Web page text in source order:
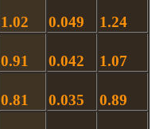
1.02 0.049
1.24
0.91 0.042
1.07
0.81 0.035
0.89